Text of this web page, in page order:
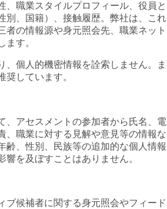
職業スタイルプロフィール、役員と
別、国籍）、接触履歴。弊社は、これ
の情報源や身元照会先、職業ネット
す。
個人的機密情報を詮索しません。ま
しています。
、アセスメントの参加者から氏名、電
、職業に対する見解や意見等の情報な
齢、性別、民族等の追加的な個人情報
を及ぼすことはありません。
ブ候補者に関する身元照会やフィード